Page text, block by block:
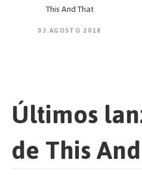
This And That
03 AGOSTO 2018
Últimos
de This